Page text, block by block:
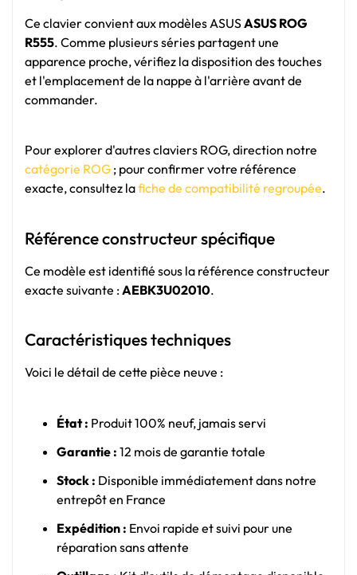
Ce clavier convient aux modèles ASUSASUS ROG
R555. Comme plusieurs séries partagent une
apparence proche, vérifiez la disposition des touches
et l'emplacement de la nappe à l'arrière avant de
commander.
Pour explorer d'autres claviers ROG, direction notre
catégorie ROG ; pour confirmer votre référence
exacte, consultez lafiche de compatibilité regroupée.
Référence constructeur spécifique
Ce modèle est identifié sous la référence constructeur
exacte suivante :AEBK3U02010.
Caractéristiques techniques
Voici le détail de cette pièce neuve :
État : Produit 100% neuf, jamais servi
Garantie : 12 mois de garantie totale
Stock : Disponible immédiatement dans notre
entrepôt en France
Expédition : Envoi rapide et suivi pour une
réparation sans attente